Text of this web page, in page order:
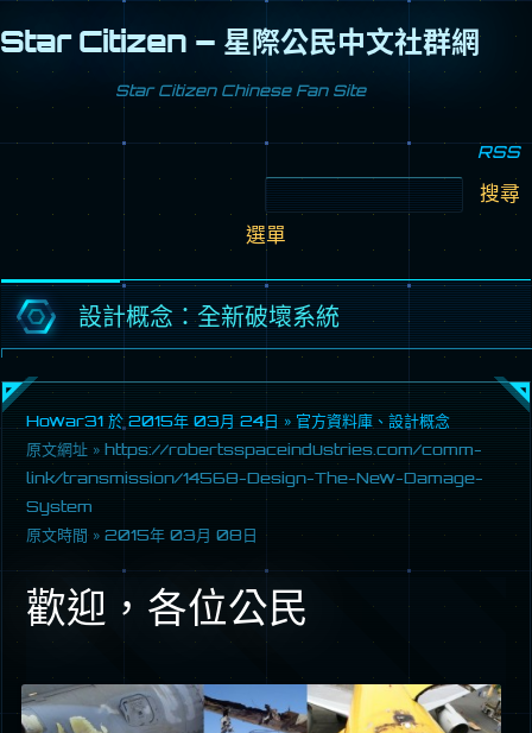
Star Citizen – 星際公民中文社群網
Star Citizen Chinese Fan Site
RSS
搜
尋
關
鍵
字:
選單
跳
區
設計概念：全新破壞系統
Howar31 於 2015年 03月 24日 » 官方資料庫 、 設計概念
原文網址 » https://robertsspaceindustries.com/comm-
link/transmission/14568-Design-The-New-Damage-
System
原文時間 » 2015年 03月 08日
歡迎，各位公民